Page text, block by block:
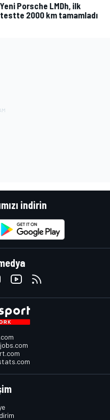
Yeni Porsche LMDh, ilk
testte 2000 km tamamladı
indirin